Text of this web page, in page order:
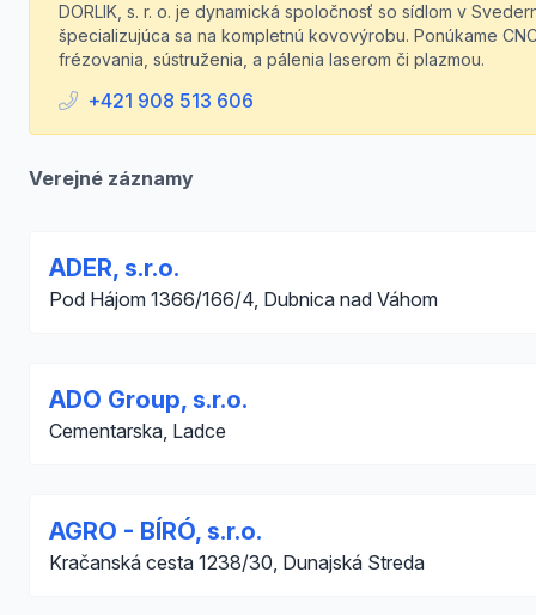
DORLIK, s. r. o. je dynamická spoločnosť so sídlom v
špecializujúca sa na kompletnú kovovýrobu. Ponúkame
frézovania, sústruženia, a pálenia laserom či plazmou.
+421 908 513 606
Verejné záznamy
ADER, s.r.o.
Pod Hájom 1366/166/4, Dubnica nad Váhom
ADO Group, s.r.o.
Cementarska, Ladce
AGRO - BÍRÓ, s.r.o.
Kračanská cesta 1238/30, Dunajská Streda